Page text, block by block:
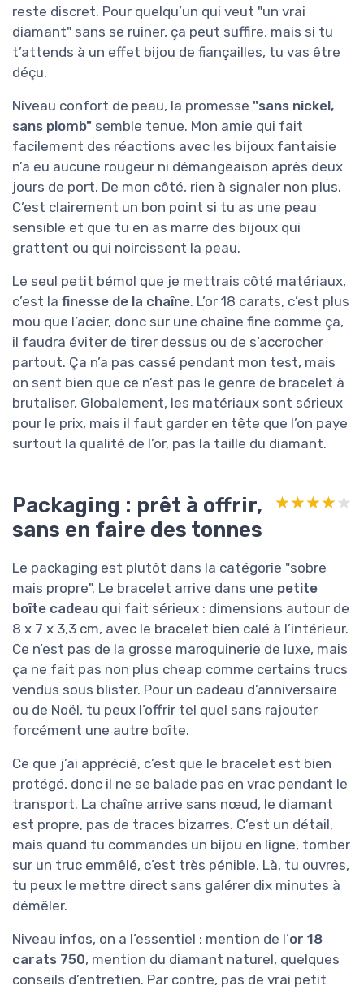
reste discret. Pour quelqu’un qui veut "un vrai
diamant" sans se ruiner, ça peut suffire, mais si tu
t’attends à un effet bijou de fiançailles, tu vas être
déçu.
Niveau confort de peau, la promesse "sans nickel,
sans plomb" semble tenue. Mon amie qui fait
facilement des réactions avec les bijoux fantaisie
n’a eu aucune rougeur ni démangeaison après deux
jours de port. De mon côté, rien à signaler non plus.
C’est clairement un bon point si tu as une peau
sensible et que tu en as marre des bijoux qui
grattent ou qui noircissent la peau.
Le seul petit bémol que je mettrais côté matériaux,
c’est la finesse de la chaîne. L’or 18 carats, c’est plus
mou que l’acier, donc sur une chaîne fine comme ça,
il faudra éviter de tirer dessus ou de s’accrocher
partout. Ça n’a pas cassé pendant mon test, mais
on sent bien que ce n’est pas le genre de bracelet à
brutaliser. Globalement, les matériaux sont sérieux
pour le prix, mais il faut garder en tête que l’on paye
surtout la qualité de l’or, pas la taille du diamant.
Packaging : prêt à offrir,
sans en faire des tonnes
★★★★★
★★★★★
Le packaging est plutôt dans la catégorie "sobre
mais propre". Le bracelet arrive dans une petite
boîte cadeau qui fait sérieux : dimensions autour de
8 x 7 x 3,3 cm, avec le bracelet bien calé à l’intérieur.
Ce n’est pas de la grosse maroquinerie de luxe, mais
ça ne fait pas non plus cheap comme certains trucs
vendus sous blister. Pour un cadeau d’anniversaire
ou de Noël, tu peux l’offrir tel quel sans rajouter
forcément une autre boîte.
Ce que j’ai apprécié, c’est que le bracelet est bien
protégé, donc il ne se balade pas en vrac pendant le
transport. La chaîne arrive sans nœud, le diamant
est propre, pas de traces bizarres. C’est un détail,
mais quand tu commandes un bijou en ligne, tomber
sur un truc emmêlé, c’est très pénible. Là, tu ouvres,
tu peux le mettre direct sans galérer dix minutes à
démêler.
Niveau infos, on a l’essentiel : mention de l’or 18
carats 750, mention du diamant naturel, quelques
conseils d’entretien. Par contre, pas de vrai petit